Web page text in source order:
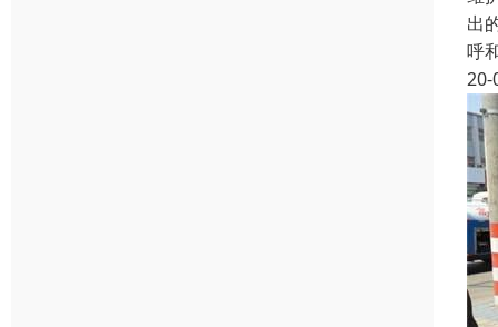
出
呼
20-